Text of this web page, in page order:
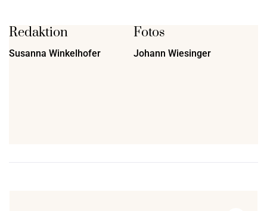
Redaktion
Susanna Winkelhofer
Fotos
Johann Wiesinger